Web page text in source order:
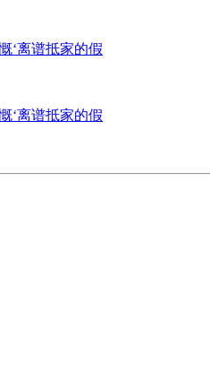
‘离谱抵家的假
‘离谱抵家的假